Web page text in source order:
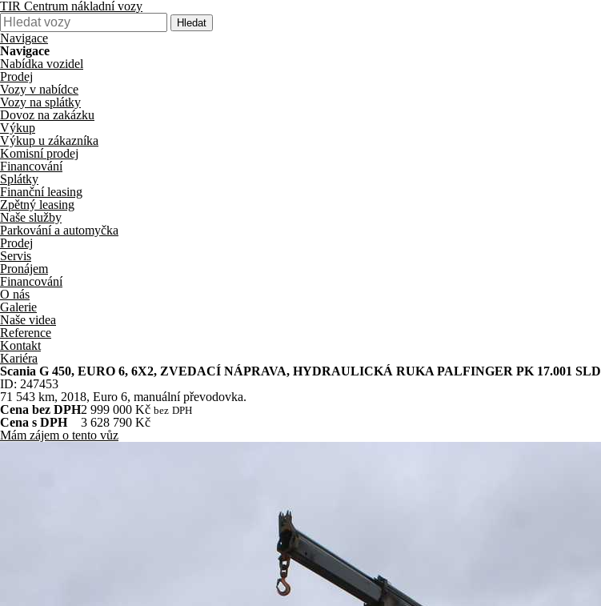
TIR Centrum nákladní vozy
Hledat
Navigace
Navigace
Nabídka vozidel
Prodej
Vozy v nabídce
Vozy na splátky
Dovoz na zakázku
Výkup
Výkup u zákazníka
Komisní prodej
Financování
Splátky
Finanční leasing
Zpětný leasing
Naše služby
Parkování a automyčka
Prodej
Servis
Pronájem
Financování
O nás
Galerie
Naše videa
Reference
Kontakt
Kariéra
Scania G 450, EURO 6, 6X2, ZVEDACÍ NÁPRAVA, HYDRAULICKÁ RUKA PALFINGER PK 17.001 SLD
ID: 247453
71 543 km, 2018, Euro 6, manuální převodovka.
Cena s DPH
3 628 790 Kč
Cena bez DPH2 999 000 Kč bez DPH
Mám zájem o tento vůz